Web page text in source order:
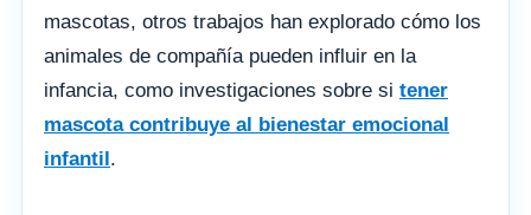
mascotas, otros trabajos han explorado cómo los
animales de compañía pueden influir en la
infancia, como investigaciones sobre si tener
mascota contribuye al bienestar emocional
infantil.